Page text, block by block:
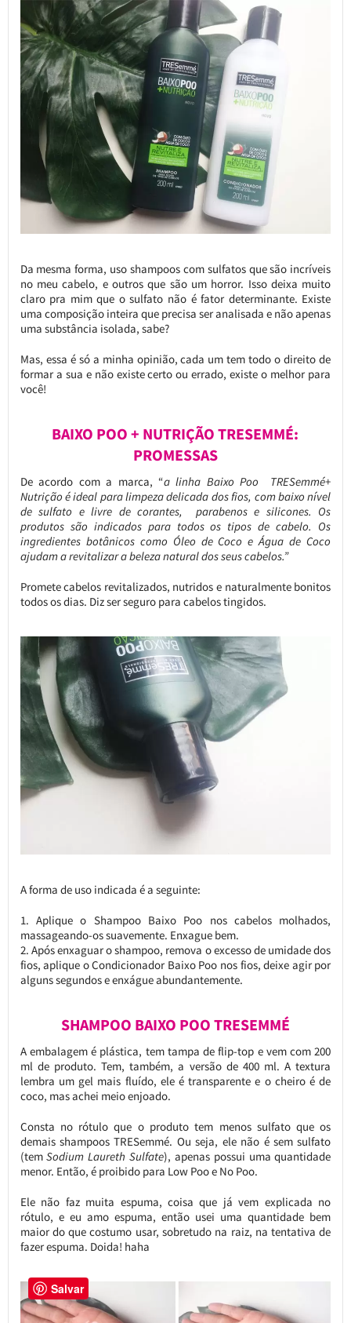
Da mesma forma, uso shampoos com sulfatos que são incríveis
no meu cabelo, e outros que são um horror. Isso deixa muito
claro pra mim que o sulfato não é fator determinante. Existe
uma composição inteira que precisa ser analisada e não apenas
uma substância isolada, sabe?
Mas, essa é só a minha opinião, cada um tem todo o direito de
formar a sua e não existe certo ou errado, existe o melhor para
você!
BAIXO POO + NUTRIÇÃO TRESEMMÉ:
PROMESSAS
De acordo com a marca, “a linha Baixo Poo TRESemmé+
Nutrição é ideal para limpeza delicada dos fios, com baixo nível
de sulfato e livre de corantes, parabenos e silicones. Os
produtos são indicados para todos os tipos de cabelo. Os
ingredientes botânicos como Óleo de Coco e Água de Coco
ajudam a revitalizar a beleza natural dos seus cabelos.”
Promete cabelos revitalizados, nutridos e naturalmente bonitos
todos os dias. Diz ser seguro para cabelos tingidos.
A forma de uso indicada é a seguinte:
Aplique o Shampoo Baixo Poo nos cabelos molhados,
massageando-os suavemente. Enxague bem.
Após enxaguar o shampoo, remova o excesso de umidade dos
fios, aplique o Condicionador Baixo Poo nos fios, deixe agir por
alguns segundos e enxágue abundantemente.
SHAMPOO BAIXO POO TRESEMMÉ
A embalagem é plástica, tem tampa de flip-top e vem com 200
ml de produto. Tem, também, a versão de 400 ml. A textura
lembra um gel mais fluído, ele é transparente e o cheiro é de
coco, mas achei meio enjoado.
Consta no rótulo que o produto tem menos sulfato que os
demais shampoos TRESemmé. Ou seja, ele não é sem sulfato
(temSodium Laureth Sulfate), apenas possui uma quantidade
menor. Então, é proibido para Low Poo e No Poo.
Ele não faz muita espuma, coisa que já vem explicada no
rótulo, e eu amo espuma, então usei uma quantidade bem
maior do que costumo usar, sobretudo na raiz, na tentativa de
fazer espuma. Doida! haha
Salvar